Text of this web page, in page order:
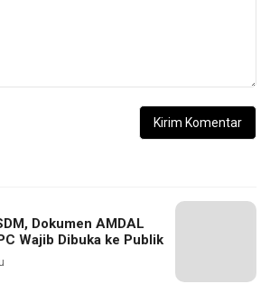
Dokumen AMDAL
Wajib Dibuka ke Publik